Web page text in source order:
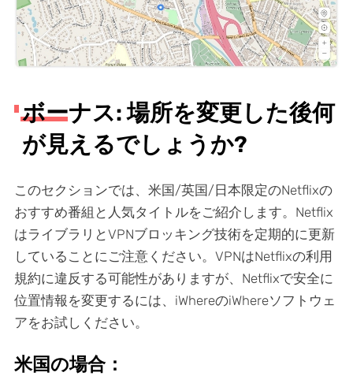
ボーナス: 場所を変更した後何
が見えるでしょうか?
このセクションでは、米国/英国/日本限定のNetflixの
おすすめ番組と人気タイトルをご紹介します。Netflix
はライブラリとVPNブロッキング技術を定期的に更新
していることにご注意ください。VPNはNetflixの利用
規約に違反する可能性がありますが、Netflixで安全に
位置情報を変更するには、iWhereのiWhereソフトウェ
アをお試しください。
米国の場合：